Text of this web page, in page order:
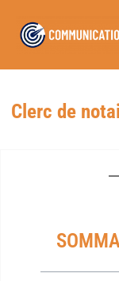
Clerc de